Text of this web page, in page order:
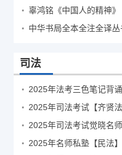
辜鸿铭《中国人的精神》
中华书局全本全注全译丛
司法
2025年司法考试【齐贤
2025年司法考试觉晓名